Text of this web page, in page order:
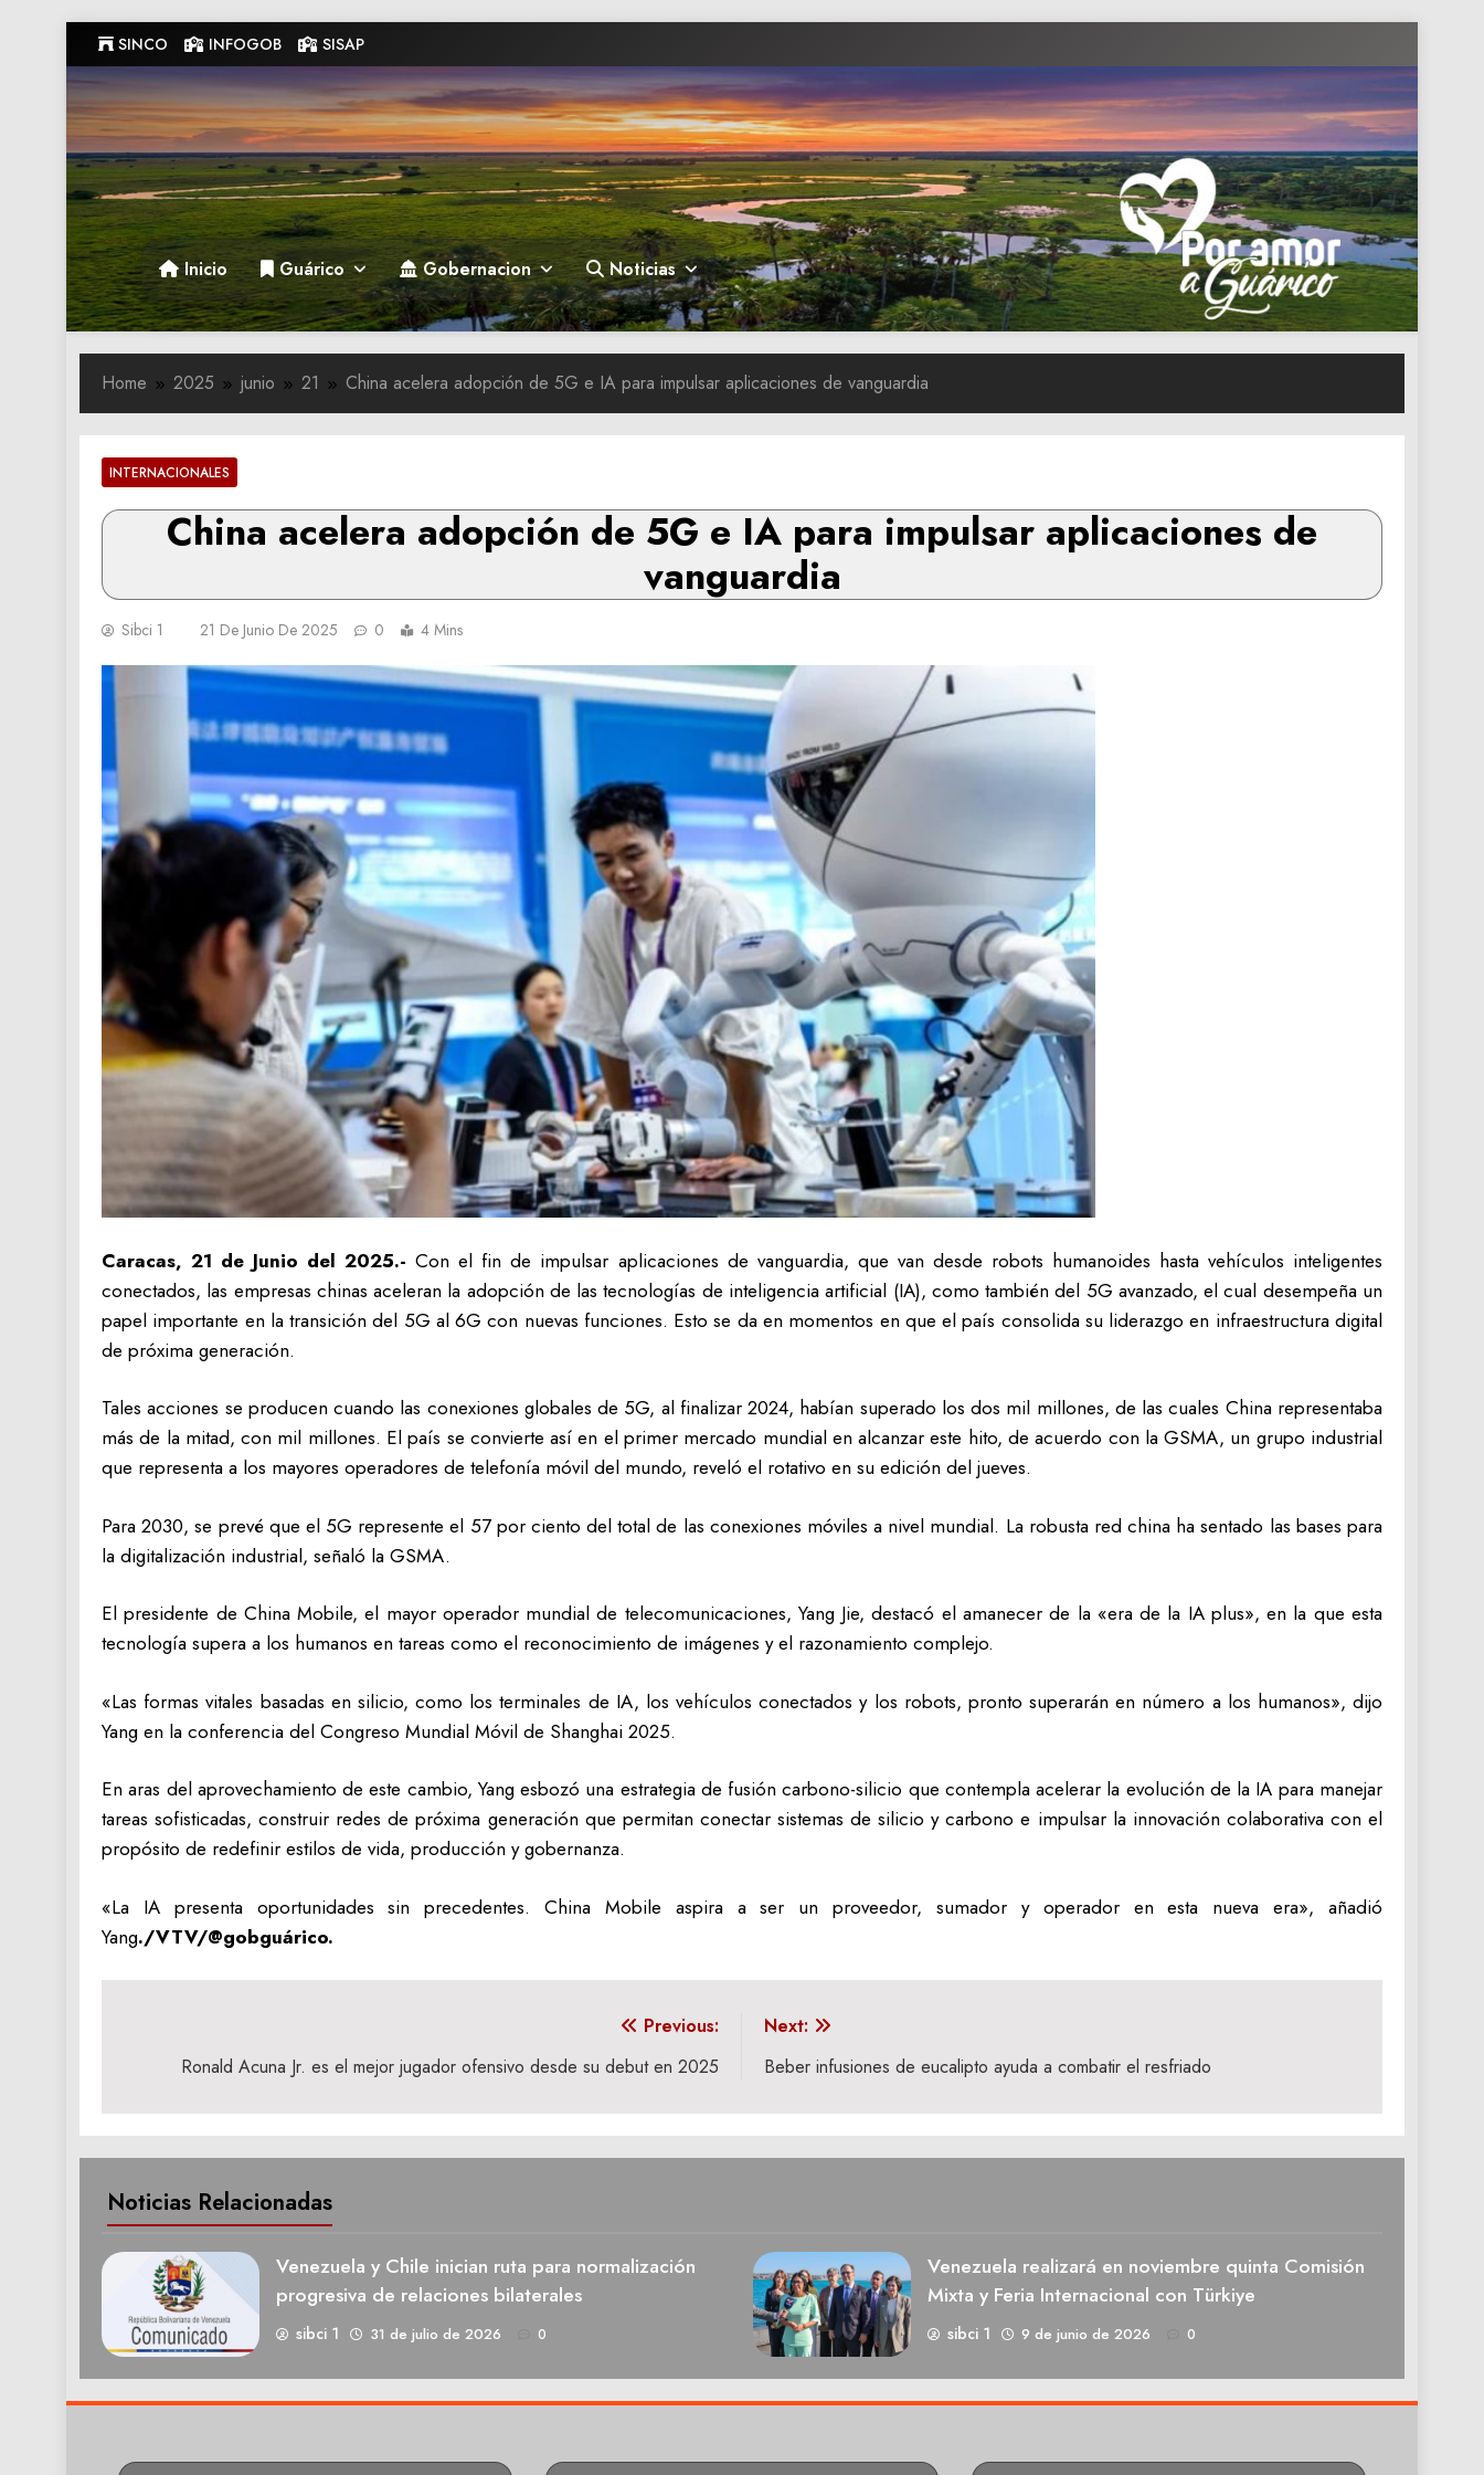
to
content
SINCO INFOGOB SISAP
Gobernacion de Guarico
Gobernacion de Guarico
Inicio Guárico Gobernacion Noticias
Home 2025 junio 21 China acelera adopción de 5G e IA para impulsar aplicaciones de vanguardia
INTERNACIONALES
China acelera adopción de 5G e IA para impulsar aplicaciones de
vanguardia
Sibci 1 21 De Junio De 2025 0 4 Mins
Caracas, 21 de Junio del 2025.-Con el fin de impulsar aplicaciones de vanguardia, que van desde robots humanoides hasta vehículos inteligentes
conectados, las empresas chinas aceleran la adopción de las tecnologías de inteligencia artificial (IA), como también del 5G avanzado, el cual desempeña un
papel importante en la transición del 5G al 6G con nuevas funciones. Esto se da en momentos en que el país consolida su liderazgo en infraestructura digital
de próxima generación.
Tales acciones se producen cuando las conexiones globales de 5G, al finalizar 2024, habían superado los dos mil millones, de las cuales China representaba
más de la mitad, con mil millones. El país se convierte así en el primer mercado mundial en alcanzar este hito, de acuerdo con la GSMA, un grupo industrial
que representa a los mayores operadores de telefonía móvil del mundo, reveló el rotativo en su edición del jueves.
Para 2030, se prevé que el 5G represente el 57 por ciento del total de las conexiones móviles a nivel mundial. La robusta red china ha sentado las bases para
la digitalización industrial, señaló la GSMA.
El presidente de China Mobile, el mayor operador mundial de telecomunicaciones, Yang Jie, destacó el amanecer de la «era de la IA plus», en la que esta
tecnología supera a los humanos en tareas como el reconocimiento de imágenes y el razonamiento complejo.
«Las formas vitales basadas en silicio, como los terminales de IA, los vehículos conectados y los robots, pronto superarán en número a los humanos», dijo
Yang en la conferencia del Congreso Mundial Móvil de Shanghai 2025.
En aras del aprovechamiento de este cambio, Yang esbozó una estrategia de fusión carbono-silicio que contempla acelerar la evolución de la IA para manejar
tareas sofisticadas, construir redes de próxima generación que permitan conectar sistemas de silicio y carbono e impulsar la innovación colaborativa con el
propósito de redefinir estilos de vida, producción y gobernanza.
«La IA presenta oportunidades sin precedentes. China Mobile aspira a ser un proveedor, sumador y operador en esta nueva era», añadió
Yang./VTV/@gobguárico.
entradas
Previous:
Ronald Acuna Jr. es el mejor jugador ofensivo desde su debut en 2025
Next:
Beber infusiones de eucalipto ayuda a combatir el resfriado
Noticias Relacionadas
Venezuela y Chile inician ruta para normalización
progresiva de relaciones bilaterales
sibci 1 31 de julio de 2026 0
Venezuela realizará en noviembre quinta Comisión
Mixta y Feria Internacional con Türkiye
sibci 1 9 de junio de 2026 0